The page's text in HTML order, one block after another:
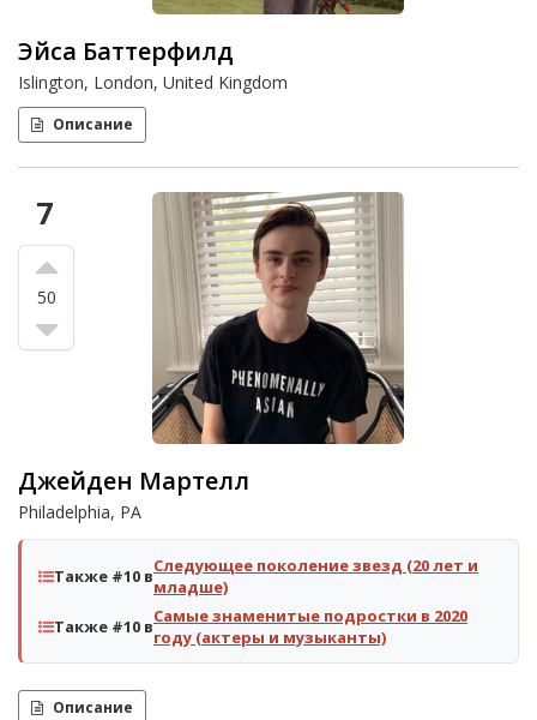
Эйса Баттерфилд
Islington, London, United Kingdom
Описание
7
50
Джейден Мартелл
Philadelphia, PA
Также #10 вСледующее поколение звезд (20 лет и
младше)
Также #10 вСамые знаменитые подростки в 2020
году (актеры и музыканты)
Описание